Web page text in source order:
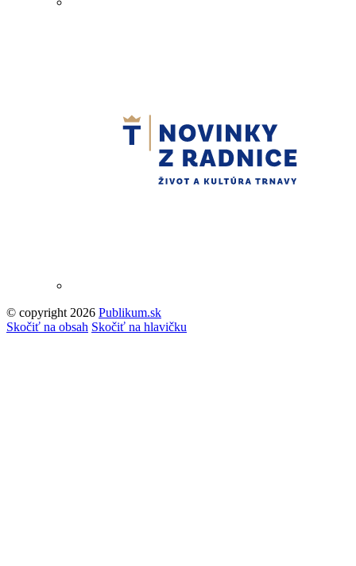
© copyright 2026 Publikum.sk
Tvorba stránok: Enjoy
Skočiť na obsah Skočiť na hlavičku